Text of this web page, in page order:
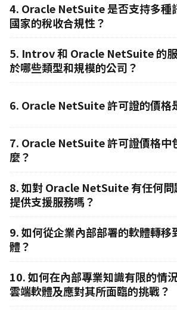
4. Oracle NetSuite 是否支持多種
國家的稅收合規性？
5. Introv 和 Oracle NetSuite 的
於哪些類型和規模的公司？
6. Oracle NetSuite 許可證的價格
7. Oracle NetSuite 許可證價格中
麼？
8. 如對 Oracle NetSuite 有任何問
提供支援服務嗎？
9. 如何從企業內部部署的軟體轉移
體？
10. 如何在內部專業知識有限的情
雲端軟體及應對其所面臨的挑戰？